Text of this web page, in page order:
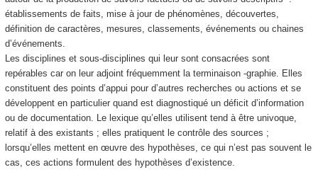
établissements de faits, mise à jour de phénomènes, découvertes,
définition de caractères, mesures, classements, événements ou chaines
d’événements.
Les disciplines et sous-disciplines qui leur sont consacrées sont
repérables car on leur adjoint fréquemment la terminaison -graphie. Elles
constituent des points d’appui pour d’autres recherches ou actions et se
développent en particulier quand est diagnostiqué un déficit d’information
ou de documentation. Le lexique qu’elles utilisent tend à être univoque,
relatif à des existants ; elles pratiquent le contrôle des sources ;
lorsqu’elles mettent en œuvre des hypothèses, ce qui n’est pas souvent le
cas, ces actions formulent des hypothèses d’existence.